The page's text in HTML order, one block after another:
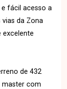
fácil acesso a
da Zona
excelente
de 432
master com